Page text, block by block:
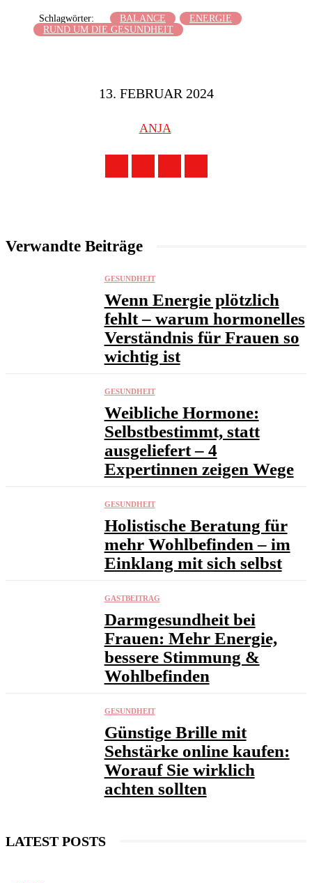
Schlagwörter: BALANCE
ENERGIE
RUND UM DIE GESUNDHEIT
13. FEBRUAR 2024
ANJA
Verwandte Beiträge
GESUNDHEIT
Wenn Energie plötzlich
fehlt – warum hormonelles
Verständnis für Frauen so
wichtig ist
GESUNDHEIT
Weibliche Hormone:
Selbstbestimmt, statt
ausgeliefert – 4
Expertinnen zeigen Wege
GESUNDHEIT
Holistische Beratung für
mehr Wohlbefinden – im
Einklang mit sich selbst
GASTBEITRAG
Darmgesundheit bei
Frauen: Mehr Energie,
bessere Stimmung &
Wohlbefinden
GESUNDHEIT
Günstige Brille mit
Sehstärke online kaufen:
Worauf Sie wirklich
achten sollten
LATEST POSTS